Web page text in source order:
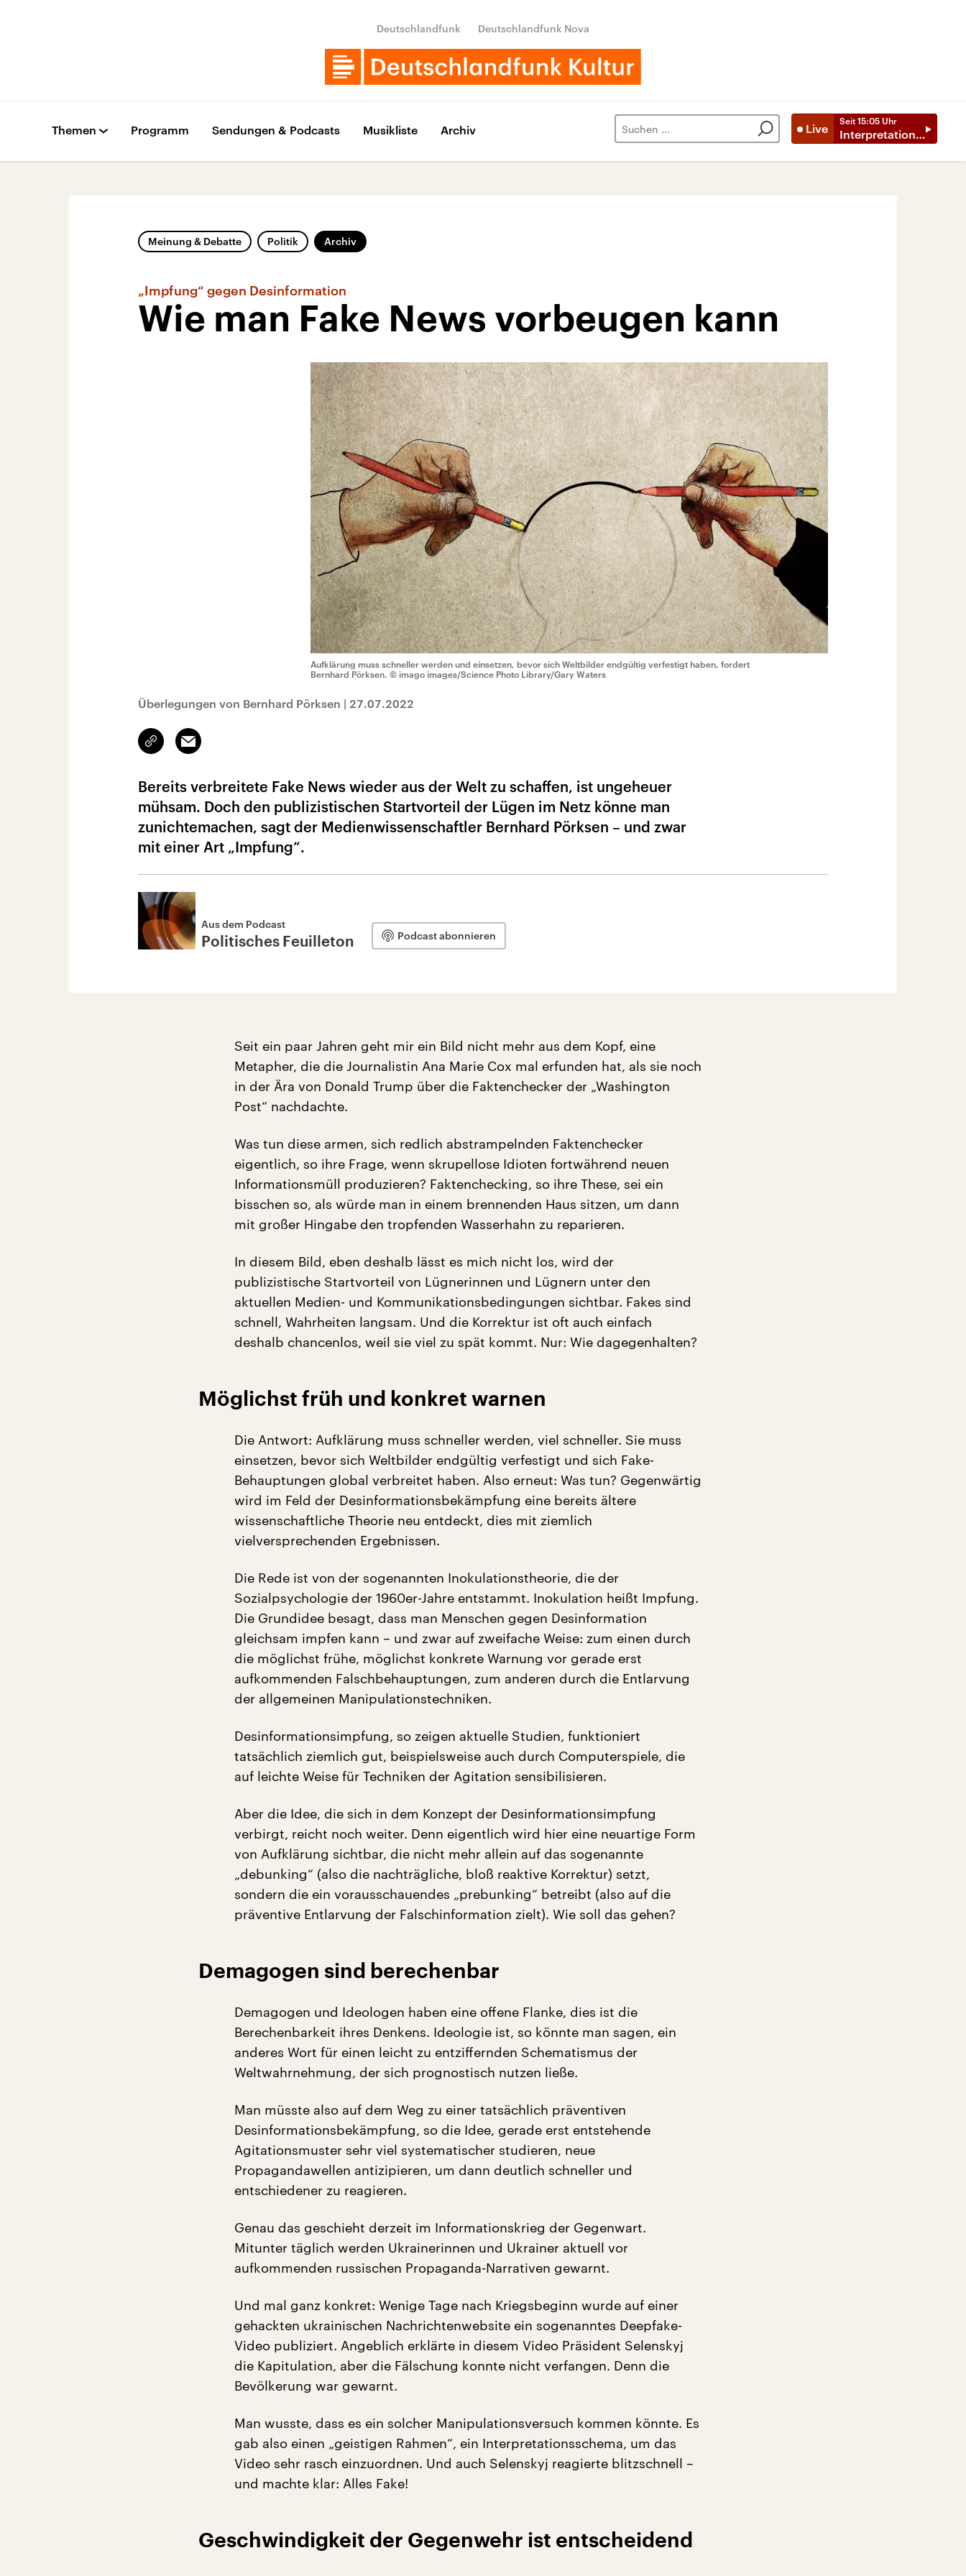
Deutschlandfunk Deutschlandfunk Nova
Live
Seit 15:05 Uhr
Interpretationen
Themen Programm Sendungen & Podcasts Musikliste Archiv
Meinung & Debatte Politik Archiv
„Impfung“ gegen Desinformation
Wie man Fake News vorbeugen kann
Aufklärung muss schneller werden und einsetzen, bevor sich Weltbilder endgültig verfestigt haben, fordert
Bernhard Pörksen. © imago images/Science Photo Library/Gary Waters
Überlegungen von Bernhard Pörksen | 27.07.2022
Link
kopieren/teilen
Email
Bereits verbreitete Fake News wieder aus der Welt zu schaffen, ist ungeheuer
mühsam. Doch den publizistischen Startvorteil der Lügen im Netz könne man
zunichtemachen, sagt der Medienwissenschaftler Bernhard Pörksen – und zwar
mit einer Art „Impfung“.
Aus dem Podcast
Politisches Feuilleton Podcast abonnieren
Seit ein paar Jahren geht mir ein Bild nicht mehr aus dem Kopf, eine
Metapher, die die Journalistin Ana Marie Cox mal erfunden hat, als sie noch
in der Ära von Donald Trump über die Faktenchecker der „Washington
Post“ nachdachte.
Was tun diese armen, sich redlich abstrampelnden Faktenchecker
eigentlich, so ihre Frage, wenn skrupellose Idioten fortwährend neuen
Informationsmüll produzieren? Faktenchecking, so ihre These, sei ein
bisschen so, als würde man in einem brennenden Haus sitzen, um dann
mit großer Hingabe den tropfenden Wasserhahn zu reparieren.
In diesem Bild, eben deshalb lässt es mich nicht los, wird der
publizistische Startvorteil von Lügnerinnen und Lügnern unter den
aktuellen Medien- und Kommunikationsbedingungen sichtbar. Fakes sind
schnell, Wahrheiten langsam. Und die Korrektur ist oft auch einfach
deshalb chancenlos, weil sie viel zu spät kommt. Nur: Wie dagegenhalten?
Möglichst früh und konkret warnen
Die Antwort: Aufklärung muss schneller werden, viel schneller. Sie muss
einsetzen, bevor sich Weltbilder endgültig verfestigt und sich Fake-
Behauptungen global verbreitet haben. Also erneut: Was tun? Gegenwärtig
wird im Feld der Desinformationsbekämpfung eine bereits ältere
wissenschaftliche Theorie neu entdeckt, dies mit ziemlich
vielversprechenden Ergebnissen.
Die Rede ist von der sogenannten Inokulationstheorie, die der
Sozialpsychologie der 1960er-Jahre entstammt. Inokulation heißt Impfung.
Die Grundidee besagt, dass man Menschen gegen Desinformation
gleichsam impfen kann – und zwar auf zweifache Weise: zum einen durch
die möglichst frühe, möglichst konkrete Warnung vor gerade erst
aufkommenden Falschbehauptungen, zum anderen durch die Entlarvung
der allgemeinen Manipulationstechniken.
Desinformationsimpfung, so zeigen aktuelle Studien, funktioniert
tatsächlich ziemlich gut, beispielsweise auch durch Computerspiele, die
auf leichte Weise für Techniken der Agitation sensibilisieren.
Aber die Idee, die sich in dem Konzept der Desinformationsimpfung
verbirgt, reicht noch weiter. Denn eigentlich wird hier eine neuartige Form
von Aufklärung sichtbar, die nicht mehr allein auf das sogenannte
„debunking“ (also die nachträgliche, bloß reaktive Korrektur) setzt,
sondern die ein vorausschauendes „prebunking“ betreibt (also auf die
präventive Entlarvung der Falschinformation zielt). Wie soll das gehen?
Demagogen sind berechenbar
Demagogen und Ideologen haben eine offene Flanke, dies ist die
Berechenbarkeit ihres Denkens. Ideologie ist, so könnte man sagen, ein
anderes Wort für einen leicht zu entziffernden Schematismus der
Weltwahrnehmung, der sich prognostisch nutzen ließe.
Man müsste also auf dem Weg zu einer tatsächlich präventiven
Desinformationsbekämpfung, so die Idee, gerade erst entstehende
Agitationsmuster sehr viel systematischer studieren, neue
Propagandawellen antizipieren, um dann deutlich schneller und
entschiedener zu reagieren.
Genau das geschieht derzeit im Informationskrieg der Gegenwart.
Mitunter täglich werden Ukrainerinnen und Ukrainer aktuell vor
aufkommenden russischen Propaganda-Narrativen gewarnt.
Und mal ganz konkret: Wenige Tage nach Kriegsbeginn wurde auf einer
gehackten ukrainischen Nachrichtenwebsite ein sogenanntes Deepfake-
Video publiziert. Angeblich erklärte in diesem Video Präsident Selenskyj
die Kapitulation, aber die Fälschung konnte nicht verfangen. Denn die
Bevölkerung war gewarnt.
Man wusste, dass es ein solcher Manipulationsversuch kommen könnte. Es
gab also einen „geistigen Rahmen“, ein Interpretationsschema, um das
Video sehr rasch einzuordnen. Und auch Selenskyj reagierte blitzschnell –
und machte klar: Alles Fake!
Geschwindigkeit der Gegenwehr ist entscheidend